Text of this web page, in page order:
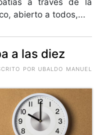
abierto a todos,...
a las diez
POR UBALDO MANUEL